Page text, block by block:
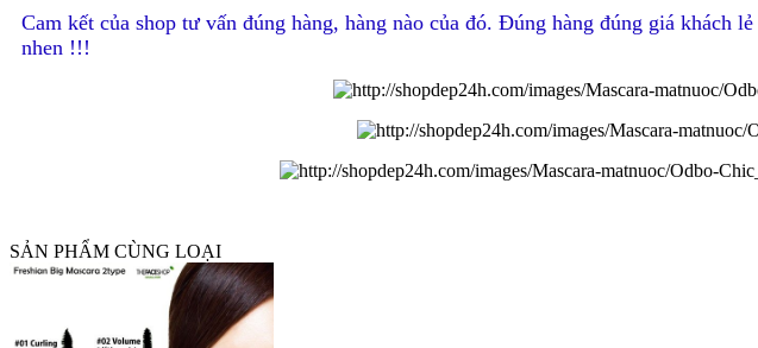
Cam kết của shop tư vấn đúng hàng, hàng nào của đó. Đúng hàng đúng giá khách
nhen !!!
SẢN PHẨM CÙNG LOẠI